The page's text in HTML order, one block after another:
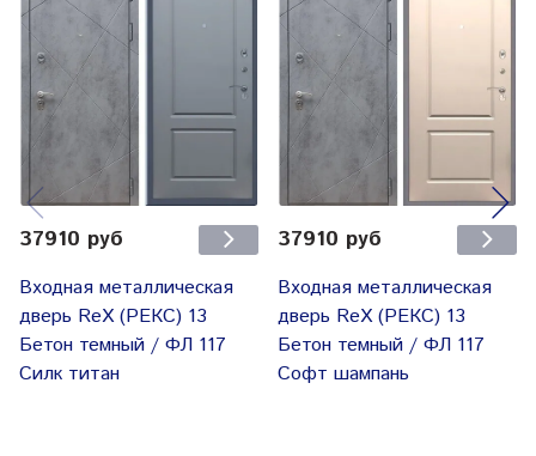
37910 руб
Входная металлическая
дверь RеX (РЕКС) 13
Бетон темный / ФЛ 117
Силк титан
37910 руб
Входная металлическая
дверь RеX (РЕКС) 13
Бетон темный / ФЛ 117
Софт шампань